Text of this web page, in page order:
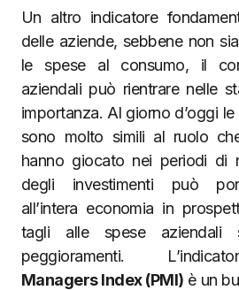
Un altro indicatore
delle aziende, sebbene non
le spese al consumo, il
aziendali può rientrare nelle
importanza. Al giorno d’oggi
sono molto simili al ruolo
hanno giocato nei periodi di
degli investimenti può
all’intera economia in
tagli alle spese aziendali
peggioramenti.
Managers Index (PMI) è un